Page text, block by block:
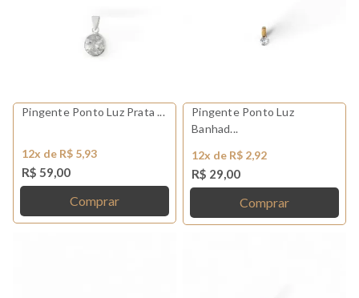
Pingente Ponto Luz Prata ...
12x de R$ 5,93
R$ 59,00
Comprar
Pingente Ponto Luz
Banhad...
12x de R$ 2,92
R$ 29,00
Comprar